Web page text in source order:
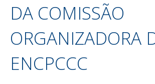
DA COMISSÃO
ORGANIZADORA
ENCPCCC